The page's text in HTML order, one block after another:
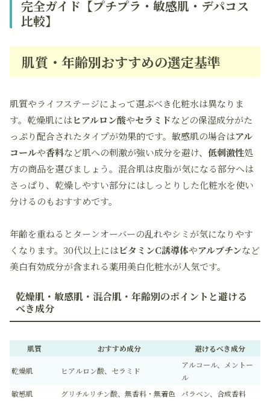
完全ガイド【プチプラ・敏感肌・デパコス
比較】
肌質・年齢別おすすめの選定基準
肌質やライフステージによって選ぶべき化粧水は異なりま
す。乾燥肌にはヒアルロン酸やセラミドなどの保湿成分がた
っぷり配合されたタイプが効果的です。敏感肌の場合はアル
コールや香料など肌への刺激が強い成分を避け、 低刺激性処
方の商品を選びましょう。混合肌は皮脂が気になる部分へは
さっぱり、乾燥しやすい部分にはしっとりした化粧水を使い
分けるのもおすすめです。
年齢を重ねるとターンオーバーの乱れやシミが気になりやす
くなります。30代以上にはビタミンC誘導体やアルブチンなど
美白有効成分が含まれる薬用美白化粧水が人気です。
乾燥肌・敏感肌・混合肌・年齢別のポイントと避ける
べき成分
肌質 おすすめ成分 避けるべき成分
乾燥肌 ヒアルロン酸、セラミド
アルコール、メントー
ル
敏感肌
グリチルリチン酸、無香料・無着色 パラベン、合成香料